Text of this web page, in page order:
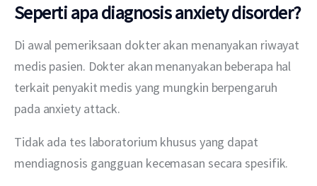
Seperti apa diagnosis anxiety disorder?
Di awal pemeriksaan dokter akan menanyakan riwayat
medis pasien. Dokter akan menanyakan beberapa hal
terkait penyakit medis yang mungkin berpengaruh
pada anxiety attack.
Tidak ada tes laboratorium khusus yang dapat
mendiagnosis gangguan kecemasan secara spesifik.